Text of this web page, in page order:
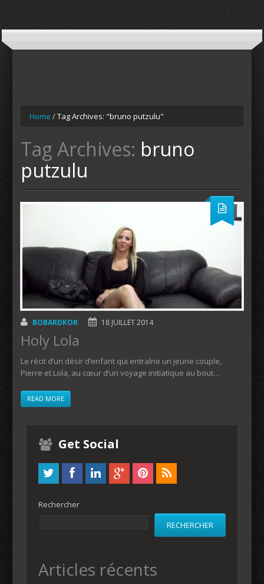
Home /Tag Archives: "bruno putzulu"
Tag Archives: bruno
putzulu
BOBARDKOR 18 JUILLET 2014
Holy Lola
Le récit d’un désir d’enfant qui entraîne un jeune couple,
Pierre et Lola, au cœur d’un voyage initiatique au bout…
READ MORE
Get Social
Rechercher
RECHERCHER
Articles récents